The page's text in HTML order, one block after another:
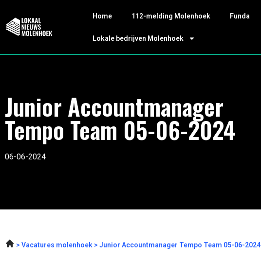
Home 112-melding Molenhoek Funda
Lokale bedrijven Molenhoek
Junior Accountmanager
Tempo Team 05-06-2024
06-06-2024
Vacatures molenhoek Junior Accountmanager Tempo Team 05-06-2024